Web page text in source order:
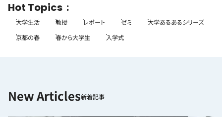
Hot Topics
大学生活 教授 レポート ゼミ
大学あるあるシリーズ
京都の春
春から大学生 入学式
新着記事